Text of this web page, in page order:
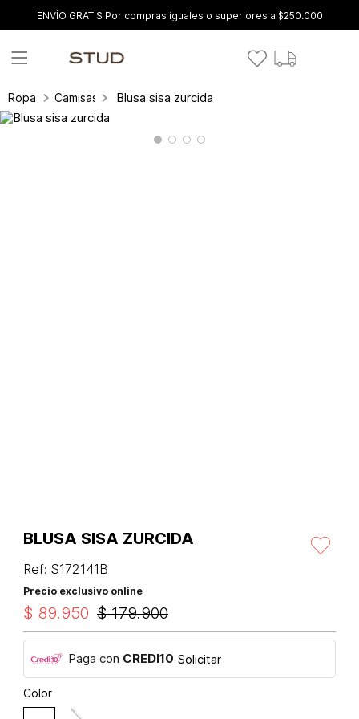
ENVÍO GRATIS Por compras iguales o superiores a $250.000
Ropa Camisas y blusasBlusa sisa zurcida
BLUSA SISA ZURCIDA
Ref: S172141B
Precio exclusivo online
$ 179.900
$ 89.950
Paga con CREDI10 Solicitar
Color